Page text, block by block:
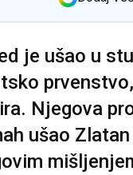
je ušao u
Njegova
ušao